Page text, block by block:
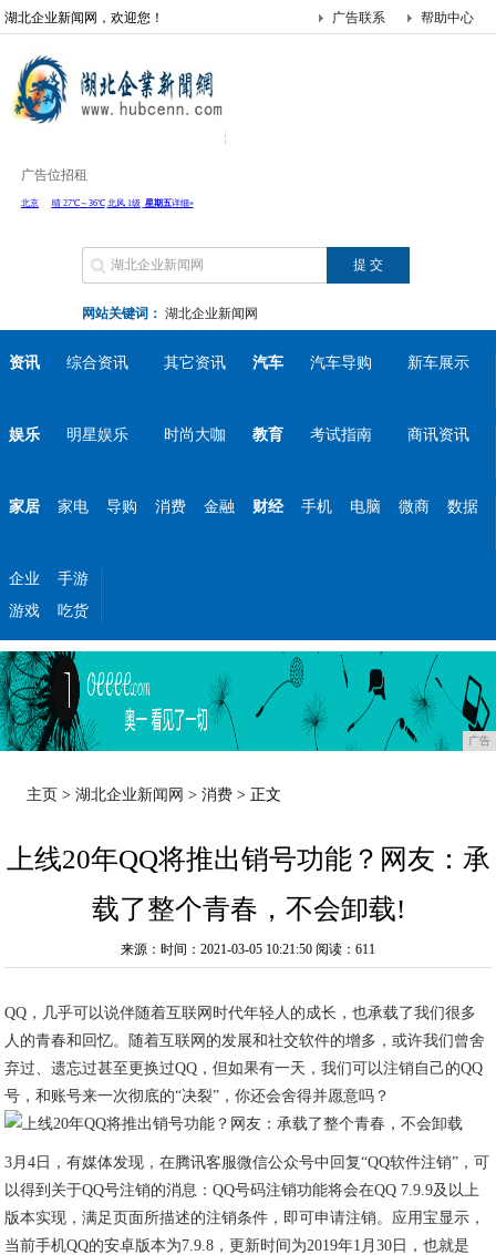
湖北企业新闻网，欢迎您！ 帮助中心
广告联系
广告位招租
网站关键词： 湖北企业新闻网
资讯 综合资讯 其它资讯 汽车 汽车导购 新车展示
娱乐 明星娱乐 时尚大咖 教育 考试指南 商讯资讯
家居 家电 导购 消费 金融 财经 手机 电脑 微商 数据
企业
手游
游戏
吃货
广告
主页 >湖北企业新闻网 >消费 > 正文
上线20年QQ将推出销号功能？网友：承
载了整个青春，不会卸载!
来源：时间：2021-03-05 10:21:50 阅读：611
QQ，几乎可以说伴随着互联网时代年轻人的成长，也承载了我们很多
人的青春和回忆。随着互联网的发展和社交软件的增多，或许我们曾舍
弃过、遗忘过甚至更换过QQ，但如果有一天，我们可以注销自己的QQ
号，和账号来一次彻底的“决裂”，你还会舍得并愿意吗？
3月4日，有媒体发现，在腾讯客服微信公众号中回复“QQ软件注销”，可
以得到关于QQ号注销的消息：QQ号码注销功能将会在QQ 7.9.9及以上
版本实现，满足页面所描述的注销条件，即可申请注销。应用宝显示，
当前手机QQ的安卓版本为7.9.8，更新时间为2019年1月30日，也就是